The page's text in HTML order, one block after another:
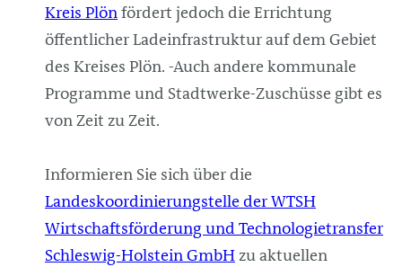
Kreis Plönfördert jedoch die Errichtung
öffentlicher Ladeinfrastruktur auf dem Gebiet
des Kreises Plön. -Auch andere kommunale
Programme und Stadtwerke-Zuschüsse gibt es
von Zeit zu Zeit.
Informieren Sie sich über die
Landeskoordinierungstelle der WTSH
Wirtschaftsförderung und Technologietransfer
Schleswig-Holstein GmbHzu aktuellen